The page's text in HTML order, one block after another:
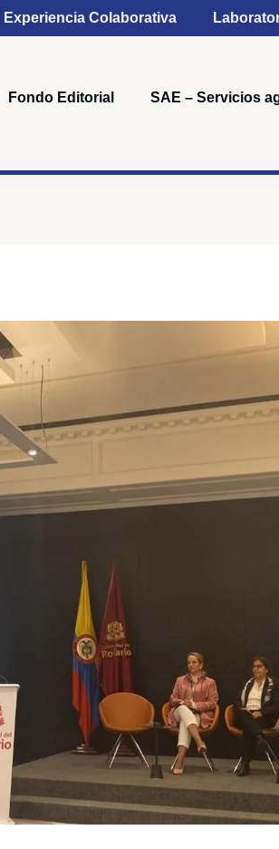
Experiencia Colaborativa
Fondo Editorial SAE – Servicios